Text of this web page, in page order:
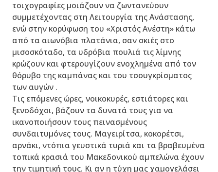
τοιχογραφίες μοιάζουν να ζωντανεύουν
συμμετέχοντας στη Λειτουργία της Ανάστασης,
ενώ στην κορύφωση του «Χριστός Ανέστη» κάτω
από τα αιωνόβια πλατάνια, σαν σκιές στο
μισοσκόταδο, τα υδρόβια πουλιά τις λίμνης
κρώζουν και φτερουγίζουν ενοχλημένα από τον
θόρυβο της καμπάνας και του τσουγκρίσματος
των αυγών .
Τις επόμενες ώρες, νοικοκυρές, εστιάτορες και
ξενοδόχοι, βάζουν τα δυνατά τους για να
ικανοποιήσουν τους πεινασμένους
συνδαιτυμόνες τους. Μαγειρίτσα, κοκορέτσι,
αρνάκι, ντόπια γευστικά τυριά και τα βραβευμένα
τοπικά κρασιά του Μακεδονικού αμπελώνα έχουν
την τιμητική τους. Κι αν η τύχη μας χαμογελάσει